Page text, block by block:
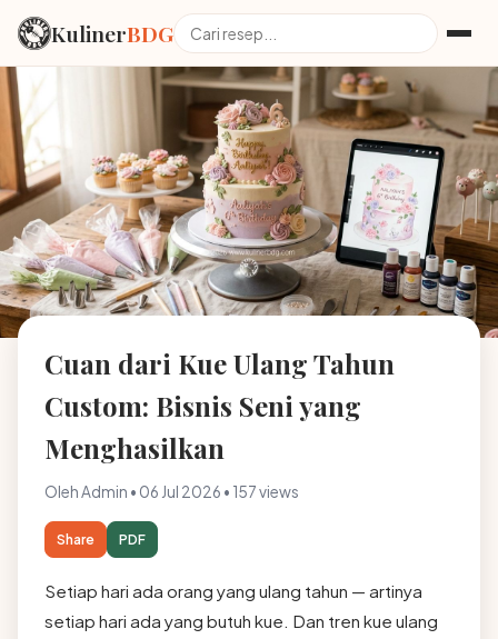
KulinerBDG
Cuan dari Kue Ulang Tahun
Custom: Bisnis Seni yang
Menghasilkan
Oleh Admin • 06 Jul 2026 • 157 views
Share PDF
Setiap hari ada orang yang ulang tahun — artinya
setiap hari ada yang butuh kue. Dan tren kue ulang